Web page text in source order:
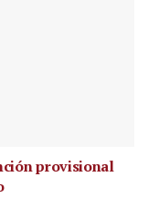
provisional